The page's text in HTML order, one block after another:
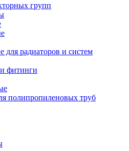
групп
радиаторов и систем
фитинги
полипропиленовых труб